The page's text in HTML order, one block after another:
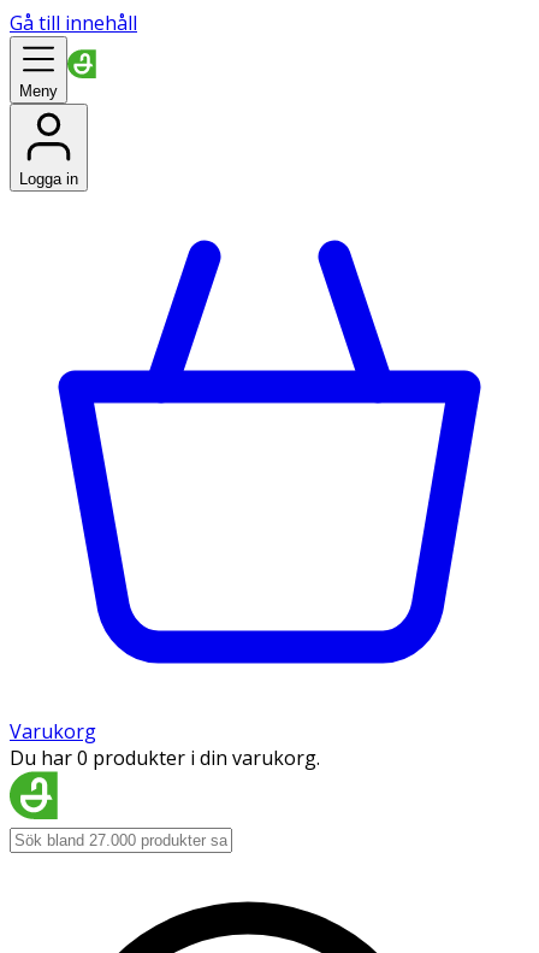
Gå till innehåll
Meny
Logga in
Varukorg
Du har 0 produkter i din varukorg.